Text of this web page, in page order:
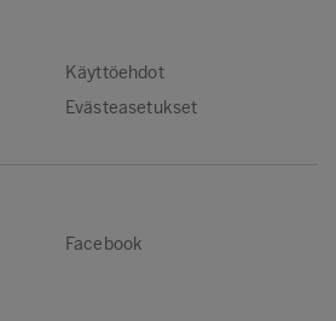
Käyttöehdot
Evästeasetukset
Facebook